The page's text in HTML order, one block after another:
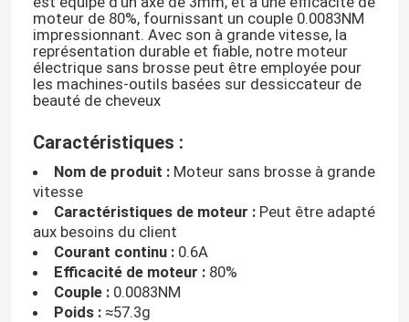
moteur de 80%, fournissant un couple 0.0083NM
impressionnant. Avec son à grande vitesse, la
représentation durable et fiable, notre moteur
électrique sans brosse peut être employée pour
les machines-outils basées sur dessiccateur de
beauté de cheveux
Caractéristiques :
Nom de produit :Moteur sans brosse à grande
vitesse
Caractéristiques de moteur :Peut être adapté
aux besoins du client
Courant continu :0.6A
Efficacité de moteur :80%
Couple :0.0083NM
Poids :≈57.3g